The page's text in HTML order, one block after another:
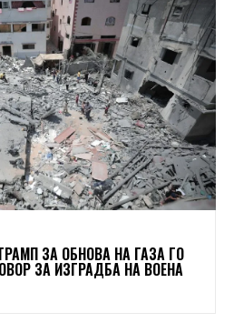
ЗА ОБНОВА НА ГАЗА ГО
ЗА ИЗГРАДБА НА ВОЕНА